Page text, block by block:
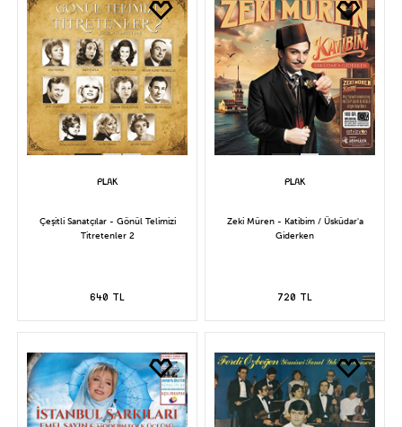
Çeşitli Sanatçılar - Gönül Telimizi
Titretenler 2
640 TL
Zeki Müren - Katibim / Üsküdar'a
Giderken
720 TL